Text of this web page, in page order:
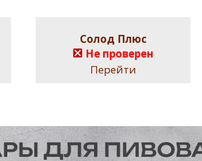
Солод Плюс
Не проверен
Перейти